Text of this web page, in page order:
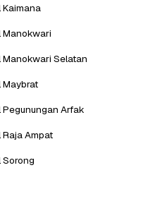
Kaimana
Manokwari
Manokwari Selatan
Maybrat
Arfak
Ampat
Sorong